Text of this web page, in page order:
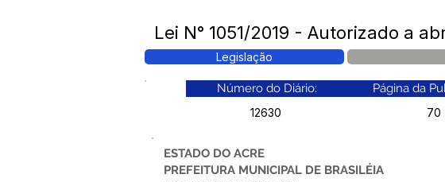
Lei N° 1051/2019 - Autorizado a
Legislação
Número do Diário: Página da
12630 70
ESTADO DO ACRE
PREFEITURA MUNICIPAL DE BRASILÉIA